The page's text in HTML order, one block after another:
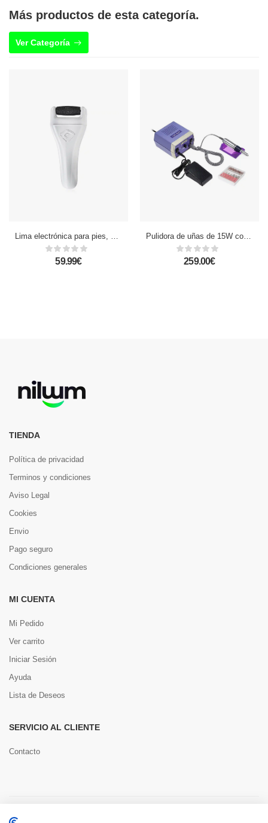
Más productos de esta categoría.
Ver Categoría
Lima electrónica para pies, pedicura avanzada.
59.99€
Pulidora de uñas de 15W con pedal de control, hasta 28.000rpm. Velocidad regulable. Incluye 6 cabezales de pulido y 6 limas.
259.00€
TIENDA
Política de privacidad
Terminos y condiciones
Aviso Legal
Cookies
Envio
Pago seguro
Condiciones generales
MI CUENTA
Mi Pedido
Ver carrito
Iniciar Sesión
Ayuda
Lista de Deseos
SERVICIO AL CLIENTE
Contacto